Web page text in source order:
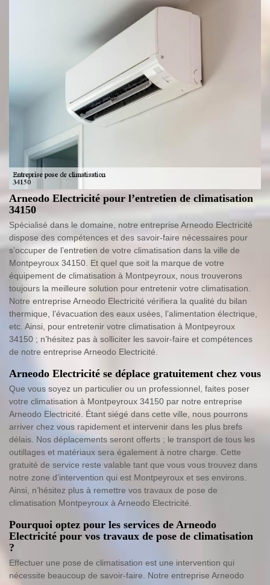
Arneodo Electricité pour l’entretien de climatisation
34150
Spécialisé dans le domaine, notre entreprise Arneodo Electricité
dispose des compétences et des savoir-faire nécessaires pour
s’occuper de l’entretien de votre climatisation dans la ville de
Montpeyroux 34150. Et quel que soit la marque de votre
équipement de climatisation à Montpeyroux, nous trouverons
toujours la meilleure solution pour entretenir votre climatisation.
Notre entreprise Arneodo Electricité vérifiera la qualité du bilan
thermique, l’évacuation des eaux usées, l’alimentation électrique,
etc. Ainsi, pour entretenir votre climatisation à Montpeyroux
34150 ; n’hésitez pas à solliciter les savoir-faire et compétences
de notre entreprise Arneodo Electricité.
Arneodo Electricité se déplace gratuitement chez vous
Que vous soyez un particulier ou un professionnel, faites poser
votre climatisation à Montpeyroux 34150 par notre entreprise
Arneodo Electricité. Étant siégé dans cette ville, nous pourrons
arriver chez vous rapidement et intervenir dans les plus brefs
délais. Nos déplacements seront offerts ; le transport de tous les
outillages et matériaux sera également à notre charge. Cette
gratuité de service reste valable tant que vous vous trouvez dans
notre zone d’intervention qui est Montpeyroux et ses environs.
Ainsi, n’hésitez plus à remettre vos travaux de pose de
climatisation Montpeyroux à Arneodo Electricité.
Pourquoi optez pour les services de Arneodo
Electricité pour vos travaux de pose de climatisation
?
Effectuer une pose de climatisation est une intervention qui
nécessite beaucoup de savoir-faire. Notre entreprise Arneodo